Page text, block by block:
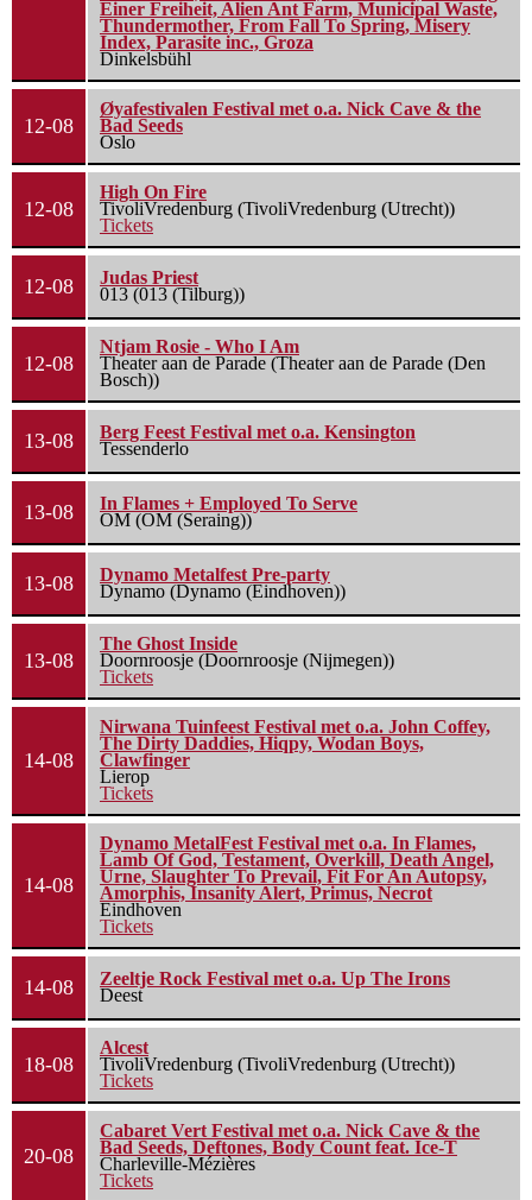
Einer Freiheit, Alien Ant Farm, Municipal Waste,
Thundermother, From Fall To Spring, Misery
Index, Parasite inc., Groza
Dinkelsbühl
12-08
Øyafestivalen Festival met o.a. Nick Cave & the
Bad Seeds
Oslo
12-08
High On Fire
TivoliVredenburg (TivoliVredenburg (Utrecht))
Tickets
12-08
Judas Priest
013 (013 (Tilburg))
12-08
Ntjam Rosie - Who I Am
Theater aan de Parade (Theater aan de Parade (Den
Bosch))
13-08
Berg Feest Festival met o.a. Kensington
Tessenderlo
13-08
In Flames + Employed To Serve
OM (OM (Seraing))
13-08
Dynamo Metalfest Pre-party
Dynamo (Dynamo (Eindhoven))
13-08
The Ghost Inside
Doornroosje (Doornroosje (Nijmegen))
Tickets
14-08
Nirwana Tuinfeest Festival met o.a. John Coffey,
The Dirty Daddies, Hiqpy, Wodan Boys,
Clawfinger
Lierop
Tickets
14-08
Dynamo MetalFest Festival met o.a. In Flames,
Lamb Of God, Testament, Overkill, Death Angel,
Urne, Slaughter To Prevail, Fit For An Autopsy,
Amorphis, Insanity Alert, Primus, Necrot
Eindhoven
Tickets
14-08
Zeeltje Rock Festival met o.a. Up The Irons
Deest
18-08
Alcest
TivoliVredenburg (TivoliVredenburg (Utrecht))
Tickets
20-08
Cabaret Vert Festival met o.a. Nick Cave & the
Bad Seeds, Deftones, Body Count feat. Ice-T
Charleville-Mézières
Tickets